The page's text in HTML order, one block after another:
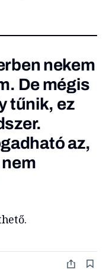
nekem
De mégis
tűnik, ez
az,